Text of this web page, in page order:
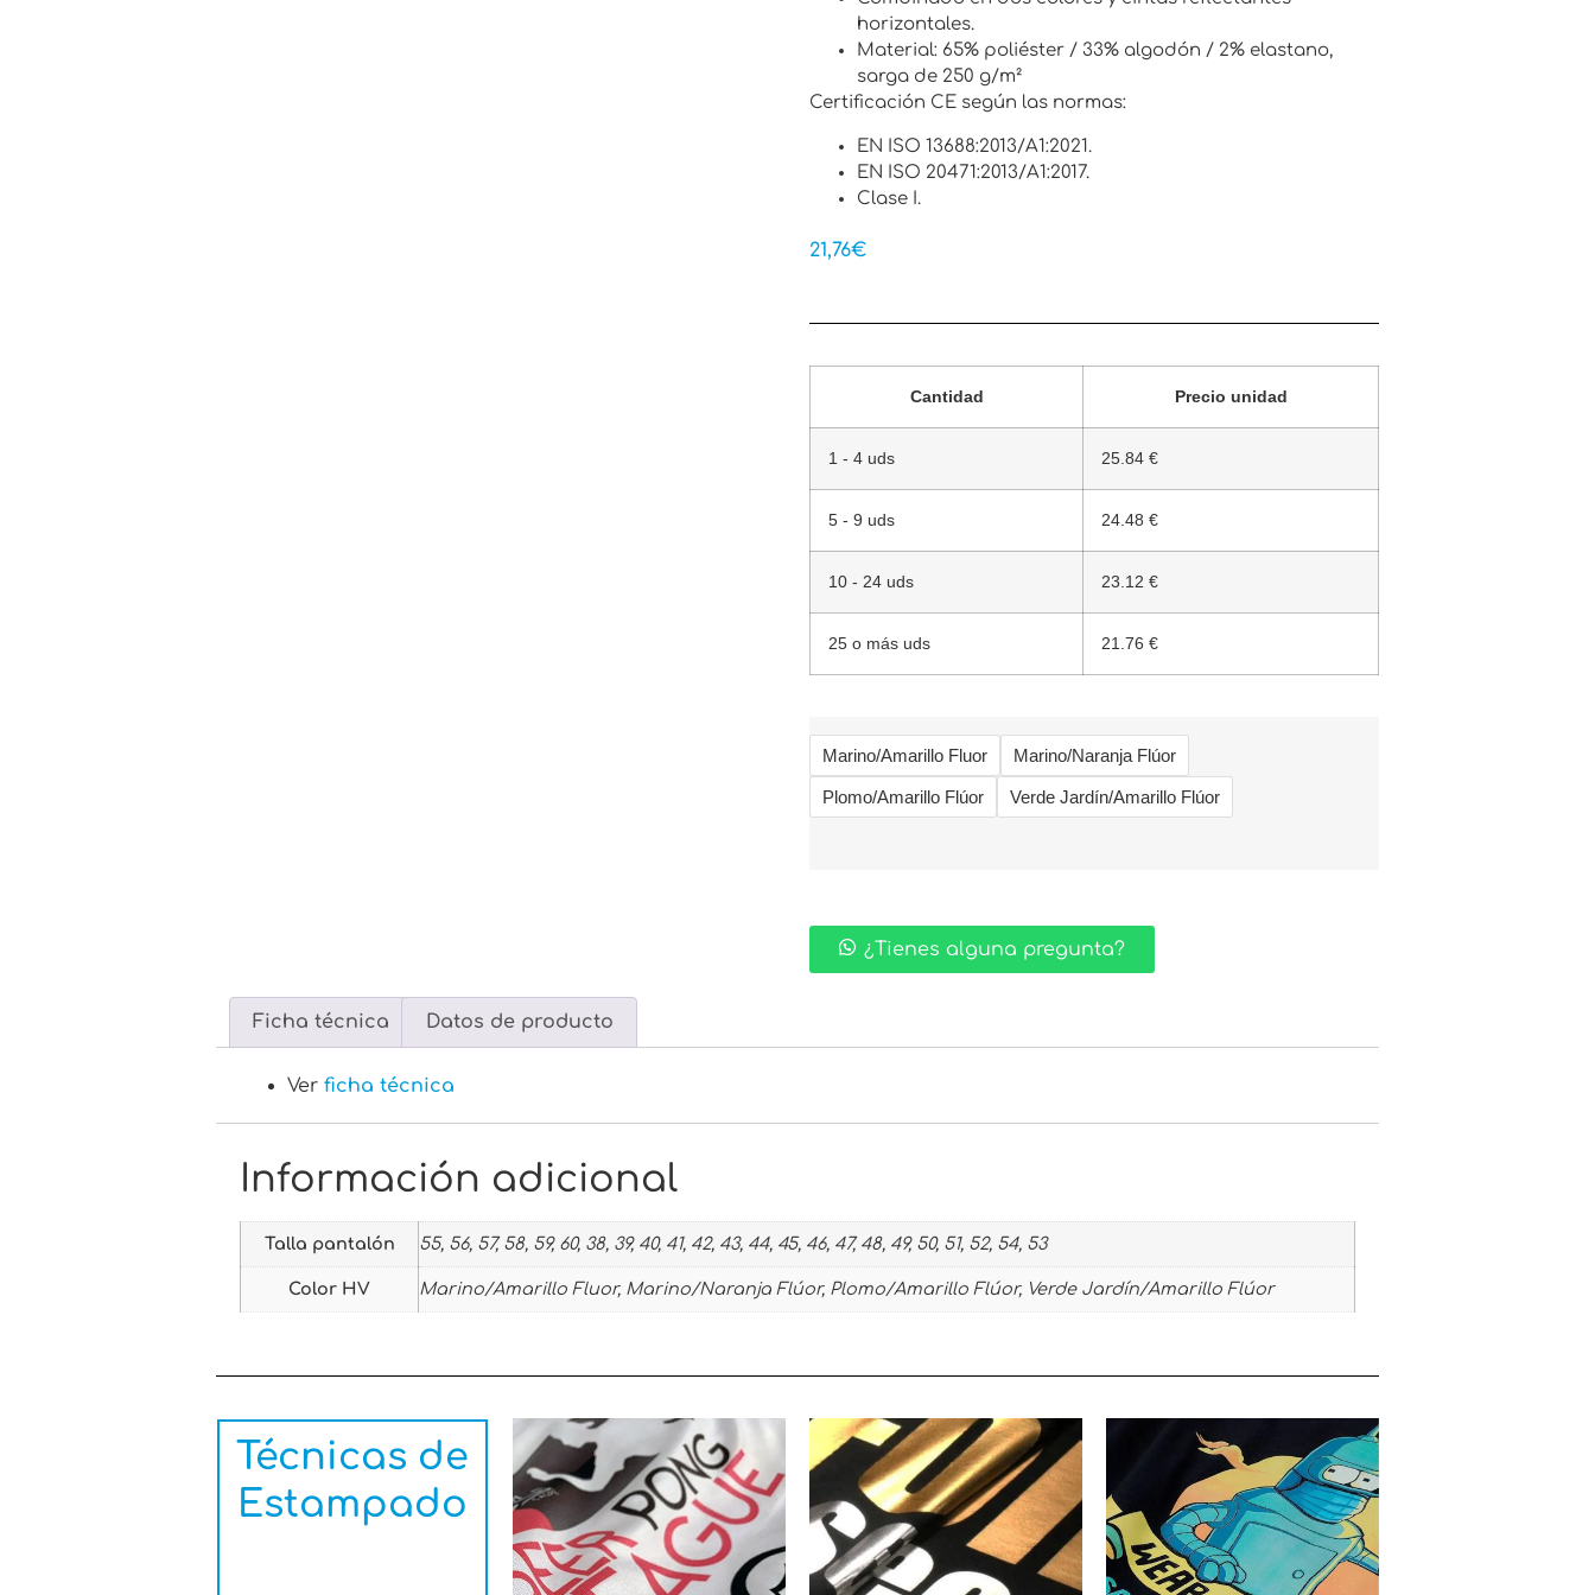
horizontales.
Material: 65% poliéster / 33% algodón / 2% elastano,
sarga de 250 g/m²
Certificación CE según las normas:
EN ISO 13688:2013/A1:2021.
EN ISO 20471:2013/A1:2017.
Clase I.
21,76€
Cantidad Precio unidad
1 - 4 uds 25.84 €
5 - 9 uds 24.48 €
10 - 24 uds 23.12 €
25 o más uds 21.76 €
Marino/Amarillo Fluor Marino/Naranja Flúor
Plomo/Amarillo Flúor Verde Jardín/Amarillo Flúor
¿Tienes alguna pregunta?
Ficha técnica Datos de producto
Ver ficha técnica
Información adicional
Talla pantalón 55, 56, 57, 58, 59, 60, 38, 39, 40, 41, 42, 43, 44, 45, 46, 47, 48, 49, 50, 51, 52, 54, 53
Color HV Marino/Amarillo Fluor, Marino/Naranja Flúor, Plomo/Amarillo Flúor, Verde Jardín/Amarillo Flúor
Técnicas de
Estampado